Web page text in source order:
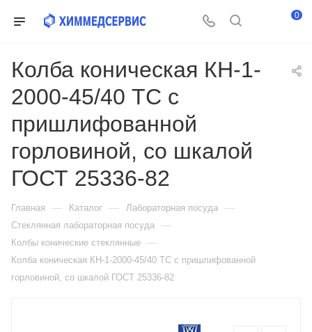
0
Колба коническая КН-1-
2000-45/40 ТС с
пришлифованной
горловиной, со шкалой
ГОСТ 25336-82
Главная — Каталог — Лабораторная посуда —
Стеклянная лабораторная посуда —
Колбы конические стеклянные —
Колба коническая КН-1-2000-45/40 ТС с пришлифованной
горловиной, со шкалой ГОСТ 25336-82